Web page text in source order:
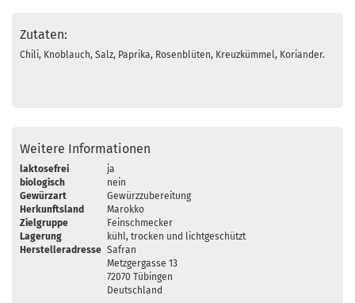
Zutaten:
Chili, Knoblauch, Salz, Paprika, Rosenblüten, Kreuzkümmel, Koriander.
Weitere Informationen
laktosefrei
ja
biologisch
nein
Gewürzart
Gewürzzubereitung
Herkunftsland
Marokko
Zielgruppe
Feinschmecker
Lagerung
kühl, trocken und lichtgeschützt
Herstelleradresse Safran
Metzgergasse 13
72070 Tübingen
Deutschland